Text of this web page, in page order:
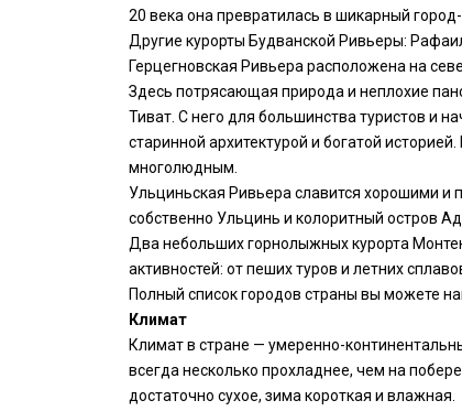
20 века она превратилась в шикарный
Другие курорты Будванской Ривьеры:
Герцегновская Ривьера расположена на
Здесь потрясающая природа и неплохие
Тиват. С него для большинства туристов и
старинной архитектурой и богатой
многолюдным.
Ульциньская Ривьера славится хорошими и
собственно Ульцинь и колоритный остров
Два небольших горнолыжных курорта
активностей: от пеших туров и летних
Полный список городов страны вы можете
Климат
Климат в стране — умеренно-
всегда несколько прохладнее, чем на
достаточно сухое, зима короткая и влажная.